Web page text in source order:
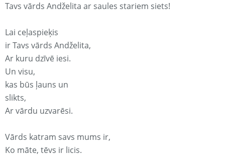
Tavs vārds Andželita ar saules stariem siets!
Lai ceļaspieķis
ir Tavs vārds Andželita,
Ar kuru dzīvē iesi.
Un visu,
kas būs ļauns un
slikts,
Ar vārdu uzvarēsi.
Vārds katram savs mums ir,
Ko māte, tēvs ir licis.